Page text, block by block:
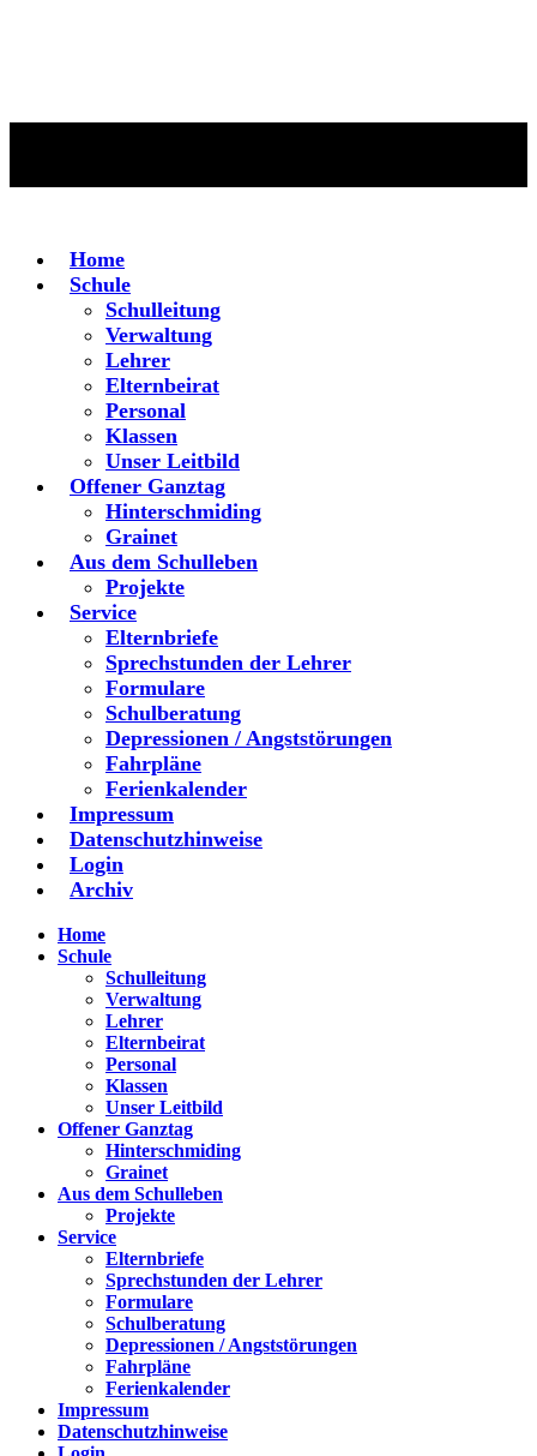
Home
Schule
Schulleitung
Verwaltung
Lehrer
Elternbeirat
Personal
Klassen
Unser Leitbild
Offener Ganztag
Hinterschmiding
Grainet
Aus dem Schulleben
Projekte
Service
Elternbriefe
Sprechstunden der Lehrer
Formulare
Schulberatung
Depressionen / Angststörungen
Fahrpläne
Ferienkalender
Impressum
Datenschutzhinweise
Login
Archiv
Home
Schule
Schulleitung
Verwaltung
Lehrer
Elternbeirat
Personal
Klassen
Unser Leitbild
Offener Ganztag
Hinterschmiding
Grainet
Aus dem Schulleben
Projekte
Service
Elternbriefe
Sprechstunden der Lehrer
Formulare
Schulberatung
Depressionen / Angststörungen
Fahrpläne
Ferienkalender
Impressum
Datenschutzhinweise